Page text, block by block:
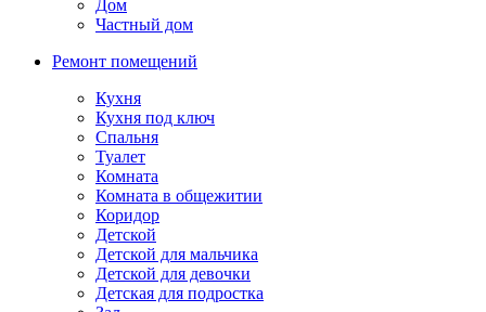
Дом
Частный дом
Ремонт помещений
Кухня
Кухня под ключ
Спальня
Туалет
Комната
Комната в общежитии
Коридор
Детской
Детской для мальчика
Детской для девочки
Детская для подростка